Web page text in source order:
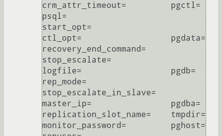
crm_attr_timeout=         pgctl=
psql=
start_opt=
ctl_opt=                  pgdata=
recovery_end_command=
stop_escalate=
logfile=                  pgdb=
rep_mode=
stop_escalate_in_slave=
master_ip=                pgdba=
replication_slot_name=    tmpdir=
monitor_password=         pghost=